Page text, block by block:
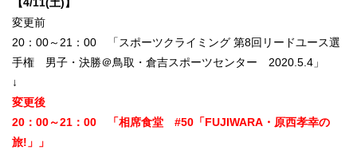
【4/11(土)】
変更前
20：00～21：00 「スポーツクライミング 第8回リードユース選
手権 男子・決勝＠鳥取・倉吉スポーツセンター 2020.5.4」
↓
変更後
20：00～21：00 「相席食堂 #50「FUJIWARA・原西孝幸の
旅!」
」